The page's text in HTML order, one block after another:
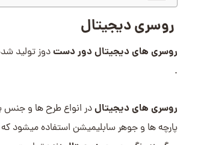
روسری دیجیتال
روسری های دیجیتال دور دستدوز تولید
.
روسری های دیجیتالدر انواع طرح ها و جنس
پارچه ها و جوهر سابلیمیشن استفاده میشود